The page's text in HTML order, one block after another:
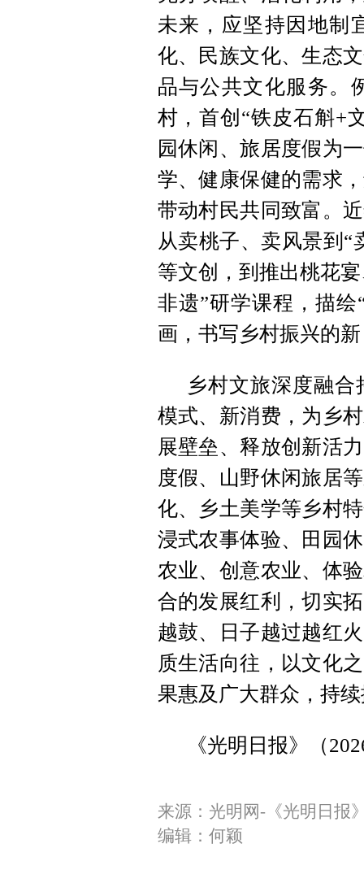
未来，应坚持因地制
化、民族文化、生态
品与公共文化服务。
村，首创“铁皮石斛+
园休闲、旅居度假为
学、健康保健的需求
带动村民共同致富。
从卖桃子、卖风景到“
等文创，到推出桃花
非遗”研学课程，描
画，书写乡村振兴的
乡村文旅深度融
模式、新消费，为乡
展壁垒、释放创新活
度假、山野休闲旅居
化、乡土美学等乡村
浸式农事体验、田园
农业、创意农业、体
合的发展红利，切实
越鼓、日子越过越红
质生活向往，以文化
果惠及广大群众，持
《光明日报》（
来源：光明网-《光明日报
编辑：何颖